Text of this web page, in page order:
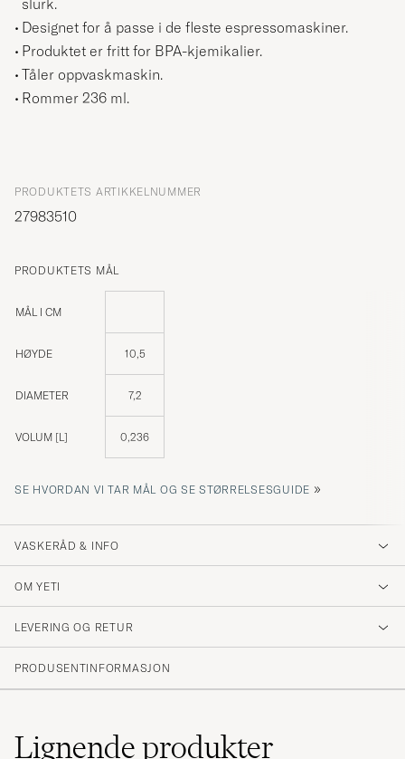
slurk.
Designet for å passe i de fleste espressomaskiner.
Produktet er fritt for BPA-kjemikalier.
Tåler oppvaskmaskin.
Rommer 236 ml.
PRODUKTETS ARTIKKELNUMMER
27983510
PRODUKTETS MÅL
MÅL I CM
HØYDE 10,5
DIAMETER 7,2
VOLUM [L] 0,236
SE HVORDAN VI TAR MÅL OG SE STØRRELSESGUIDE »
VASKERÅD & INFO
OM YETI
LEVERING OG RETUR
PRODUSENTINFORMASJON
Lignendeprodukter